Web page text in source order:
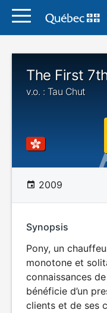
The First
v.o. : Tau Chut
2009
Synopsis
Pony, un
monotone et
connaissances
bénéficie d’un
clients et de ses